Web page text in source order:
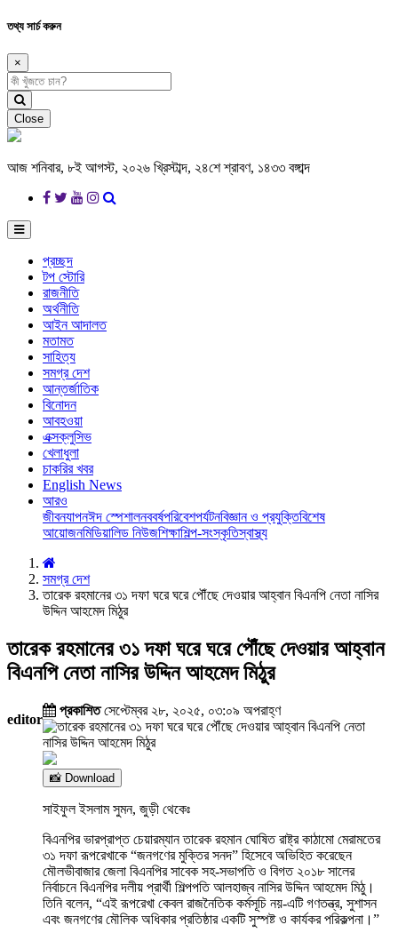
তথ্য সার্চ করুন
×
Close
আজ শনিবার, ৮ই আগস্ট, ২০২৬ খ্রিস্টাব্দ, ২৪শে শ্রাবণ, ১৪৩৩ বঙ্গাব্দ
প্রচ্ছদ
টপ স্টোরি
রাজনীতি
অর্থনীতি
আইন আদালত
মতামত
সাহিত্য
সমগ্র দেশ
আন্তর্জাতিক
বিনোদন
আবহওয়া
এক্সক্লুসিভ
খেলাধুলা
চাকরির খবর
English News
আরও
জীবনযাপনঈদ স্পেশালনববর্ষপরিবেশপর্যটনবিজ্ঞান ও প্রযুক্তিবিশেষ
আয়োজনমিডিয়ালিড নিউজশিক্ষাশিল্প-সংস্কৃতিস্বাস্থ্য
সমগ্র দেশ
তারেক রহমানের ৩১ দফা ঘরে ঘরে পৌঁছে দেওয়ার আহ্বান বিএনপি নেতা নাসির
উদ্দিন আহমেদ মিঠুর
তারেক রহমানের ৩১ দফা ঘরে ঘরে পৌঁছে দেওয়ার আহ্বান
বিএনপি নেতা নাসির উদ্দিন আহমেদ মিঠুর
editor
প্রকাশিতসেপ্টেম্বর ২৮, ২০২৫, ০৩:০৯ অপরাহ্ণ
📸 Download
সাইফুল ইসলাম সুমন, জুড়ী থেকেঃ
বিএনপির ভারপ্রাপ্ত চেয়ারম্যান তারেক রহমান ঘোষিত রাষ্ট্র কাঠামো মেরামতের
৩১ দফা রূপরেখাকে “জনগণের মুক্তির সনদ” হিসেবে অভিহিত করেছেন
মৌলভীবাজার জেলা বিএনপির সাবেক সহ-সভাপতি ও বিগত ২০১৮ সালের
নির্বাচনে বিএনপির দলীয় প্রার্থী শিল্পপতি আলহাজ্ব নাসির উদ্দিন আহমেদ মিঠু।
তিনি বলেন, “এই রূপরেখা কেবল রাজনৈতিক কর্মসূচি নয়-এটি গণতন্ত্র, সুশাসন
এবং জনগণের মৌলিক অধিকার প্রতিষ্ঠার একটি সুস্পষ্ট ও কার্যকর পরিকল্পনা।”